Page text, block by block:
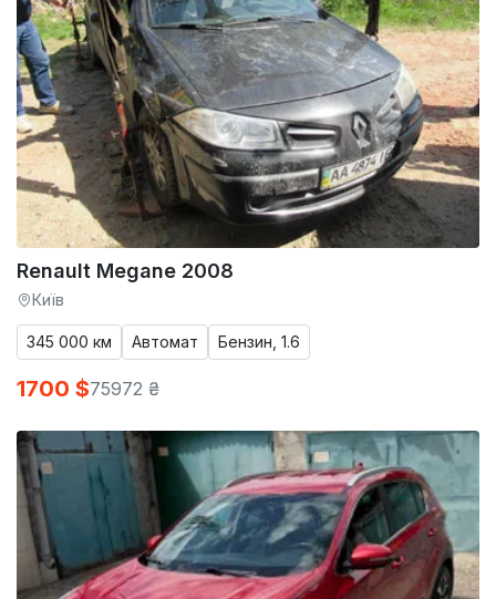
Renault Megane 2008
Київ
345 000 км Автомат Бензин, 1.6
1700 $75972 ₴